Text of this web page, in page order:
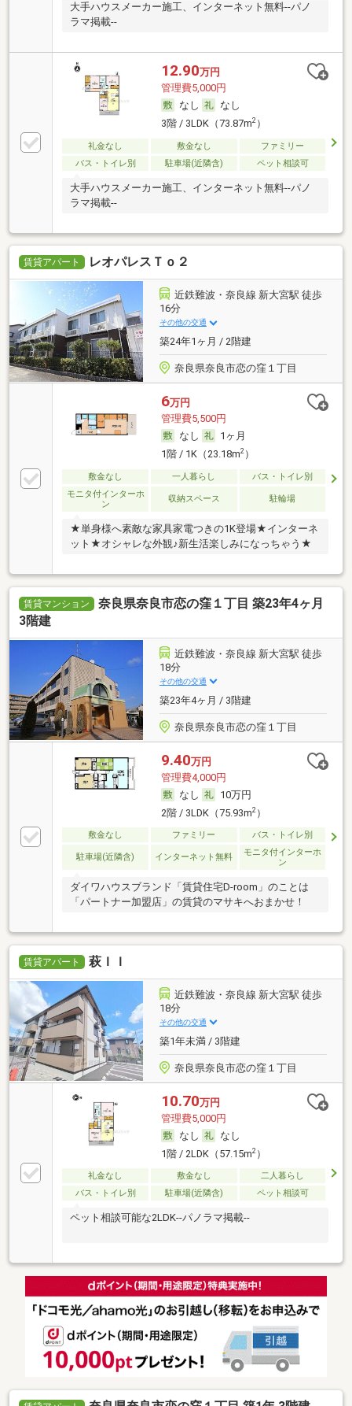
大手ハウスメーカー施工、インターネット無料--パノ
ラマ掲載--
12.90万円
管理費5,000円
なし
なし
3階 / 3LDK（73.87m2）
礼金なし 敷金なし
ファミリー
バス・トイレ別
駐車場(近隣含) ペット相談可
大手ハウスメーカー施工、インターネット無料--パノ
ラマ掲載--
賃貸アパート レオパレスＴｏ２
近鉄難波・奈良線 新大宮駅 徒歩
16分
その他の交通
築24年1ヶ月 / 2階建
奈良県奈良市恋の窪１丁目
6万円
管理費5,500円
なし
1ヶ月
1階 / 1K（23.18m2）
敷金なし 一人暮らし
バス・トイレ別
モニタ付インターホ
ン
収納スペース 駐輪場
★単身様へ素敵な家具家電つきの1K登場★インターネ
ット★オシャレな外観♪新生活楽しみになっちゃう★
賃貸マンション
奈良県奈良市恋の窪１丁目 築23年4ヶ月
3階建
近鉄難波・奈良線 新大宮駅 徒歩
18分
その他の交通
築23年4ヶ月 / 3階建
奈良県奈良市恋の窪１丁目
9.40万円
管理費4,000円
なし
10万円
2階 / 3LDK（75.93m2）
敷金なし ファミリー バス・トイレ別
駐車場(近隣含) インターネット無料
モニタ付インターホ
ン
ダイワハウスブランド「賃貸住宅D-room」のことは
「パートナー加盟店」の賃貸のマサキへおまかせ！
賃貸アパート 萩ＩＩ
近鉄難波・奈良線 新大宮駅 徒歩
18分
その他の交通
築1年未満 / 3階建
奈良県奈良市恋の窪１丁目
10.70万円
管理費5,000円
なし
なし
1階 / 2LDK（57.15m2）
礼金なし 敷金なし
二人暮らし
バス・トイレ別
駐車場(近隣含) ペット相談可
ペット相談可能な2LDK--パノラマ掲載--